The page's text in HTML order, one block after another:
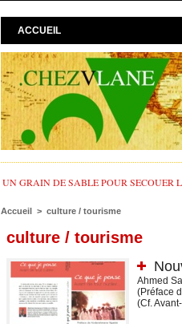
ACCUEIL
UN GRAIN DE SABLE POUR SECOUER
Accueil > culture / tourisme
culture / tourisme
Ahmed
(Préface
(Cf.